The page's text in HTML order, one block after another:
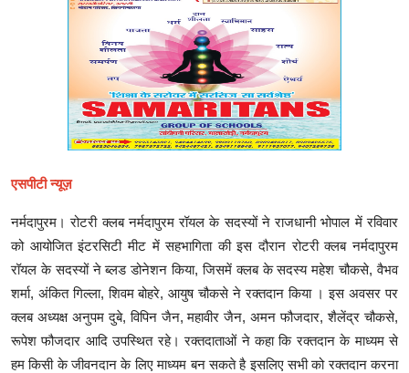
एसपीटी न्यूज़
नर्मदापुरम। रोटरी क्लब नर्मदापुरम रॉयल के सदस्यों ने राजधानी भोपाल में रविवार
को आयोजित इंटरसिटी मीट में सहभागिता की इस दौरान रोटरी क्लब नर्मदापुरम
रॉयल के सदस्यों ने ब्लड डोनेशन किया, जिसमें क्लब के सदस्य महेश चौकसे, वैभव
शर्मा, अंकित गिल्ला, शिवम बोहरे, आयुष चौकसे ने रक्तदान किया । इस अवसर पर
क्लब अध्यक्ष अनुपम दुबे, विपिन जैन, महावीर जैन, अमन फौजदार, शैलेंद्र चौकसे,
रूपेश फौजदार आदि उपस्थित रहे। रक्तदाताओं ने कहा कि रक्तदान के माध्यम से
हम किसी के जीवनदान के लिए माध्यम बन सकते है इसलिए सभी को रक्तदान करना